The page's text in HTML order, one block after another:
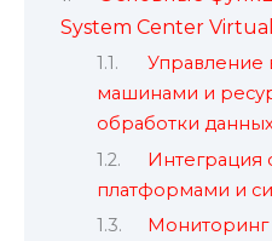
System Center
Управление
машинами и
обработки
Интеграция
платформами и
Мониторинг